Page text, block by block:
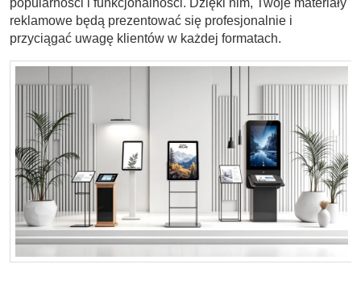
reklamowe będą prezentować się profesjonalnie i
przyciągać uwagę klientów w każdej formatach.